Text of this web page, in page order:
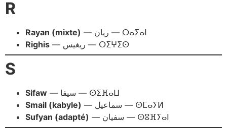
R
Rayan (mixte)
— ريان — ⵔⴰⵢⴰⵏ
Righis
— ريغيس — ⵔⵉⵖⵉⵙ
S
Sifaw
— سيفا — ⵙⵉⴼⴰⵡ
Smail (kabyle)
— سماعيل — ⵙⵎⴰⵢⵍ
Sufyan (adapté)
— سفيان — ⵙⵓⴼⵢⴰⵏ